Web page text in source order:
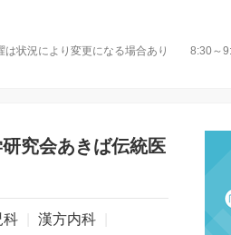
究会あきば伝統医
科 漢方内科